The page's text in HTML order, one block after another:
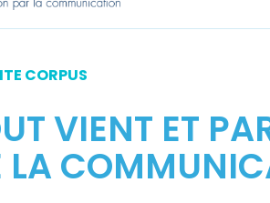
UTVIENT ET PA
CORPUS
LA COMMUNIC